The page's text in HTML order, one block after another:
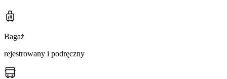
Bagaż
rejestrowany i podręczny